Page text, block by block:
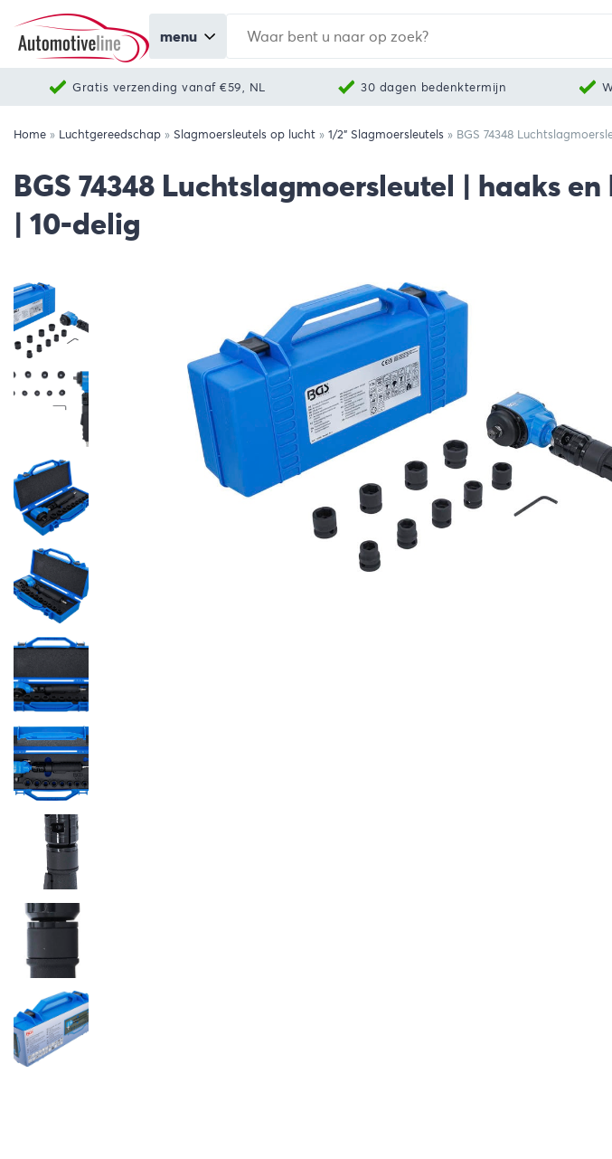
menu
Gratis verzending vanaf €59, NL 30 dagen bedenktermijn
Home » Luchtgereedschap » Slagmoersleutels op lucht » 1/2" Slagmoersleutels » BGS 74348
BGS 74348 Luchtslagmoersleutel | haaks
| 10-delig